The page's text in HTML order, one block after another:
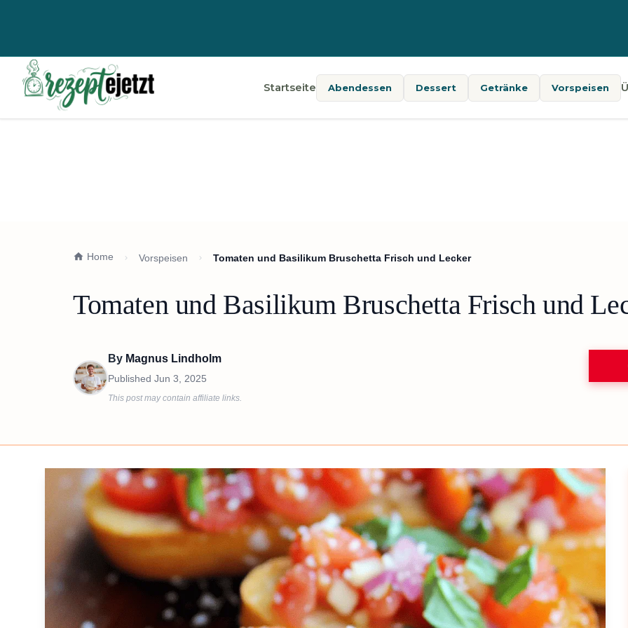
Startseite Abendessen Dessert Getränke Vorspeisen
Home Vorspeisen Tomaten und Basilikum Bruschetta Frisch und Lecker
Tomaten und Basilikum Bruschetta Frisch und
By Magnus Lindholm
Published Jun 3, 2025
This post may contain affiliate links.